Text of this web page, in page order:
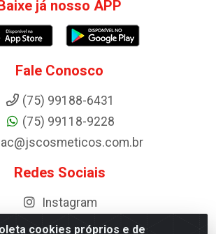
cookies próprios e de
já nosso APP
Fale Conosco
(75) 99188-6431
(75) 99118-9228
Redes Sociais
Instagram